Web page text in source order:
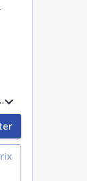
haute pression 100W + 150W.